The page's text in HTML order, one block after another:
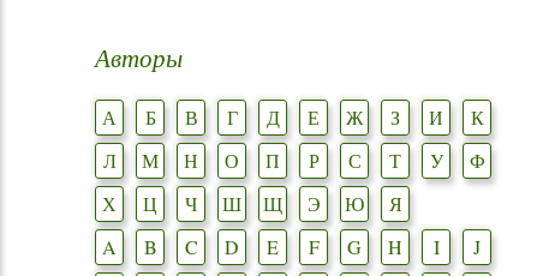
Авторы
А Б В Г Д Е Ж З И
К
Л
М Н О П Р С Т У
Ф
Х
Ц Ч Ш Щ Э Ю
Я
A
B C D E F G H I
J